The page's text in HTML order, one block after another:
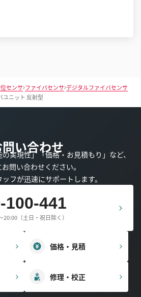
センサ ファイバセンサ デジタルファイバセンサ
ユニット 反射型
い合わせ
の実現性」「価格・お見積もり」など、
問い合わせください。
フが迅速にサポートします。
100-441
20:00（土日・祝日除く）
価格・見積
修理・校正